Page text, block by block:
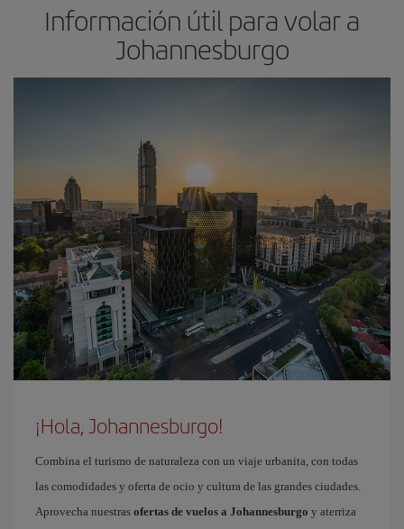
Información útil para volar a
Johannesburgo
¡Hola, Johannesburgo!
Combina el turismo de naturaleza con un viaje urbanita, con todas
las comodidades y oferta de ocio y cultura de las grandes ciudades.
Aprovecha nuestras ofertas de vuelos a Johannesburgo y aterriza